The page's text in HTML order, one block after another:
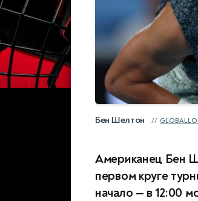
Бен Шелтон
Американец Бен
первом круге
начало — в 12:00